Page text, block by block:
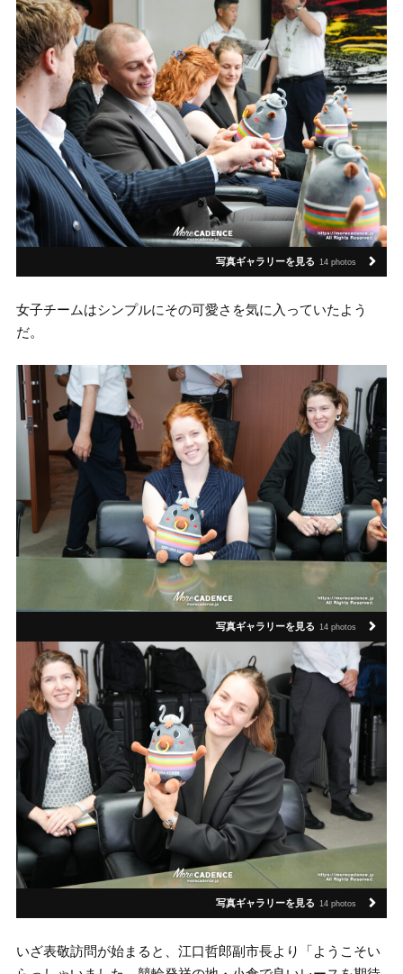
写真ギャラリーを見る 14 photos
女子チームはシンプルにその可愛さを気に入っていたよう
だ。
写真ギャラリーを見る 14 photos
写真ギャラリーを見る 14 photos
いざ表敬訪問が始まると、江口哲郎副市長より「ようこそい